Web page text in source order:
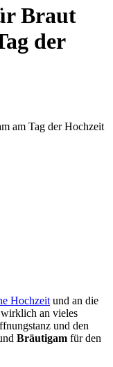
Braut
der
Hochzeit und an die
an vieles
und den
Bräutigam für den